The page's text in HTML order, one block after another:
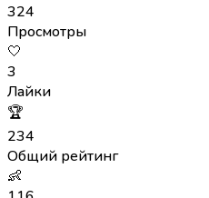
324
Просмотры
🤍
3
Лайки
🏆
234
Общий рейтинг
👶